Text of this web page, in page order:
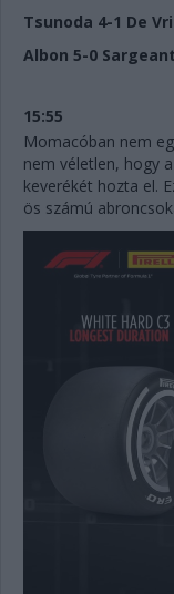
Tsunoda 4-1 De
Albon 5-0 Sargeant
15:55
Momacóban nem
nem véletlen, hogy
keverékét hozta el.
ös számú